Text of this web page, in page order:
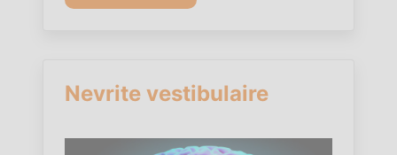
Nevrite vestibulaire